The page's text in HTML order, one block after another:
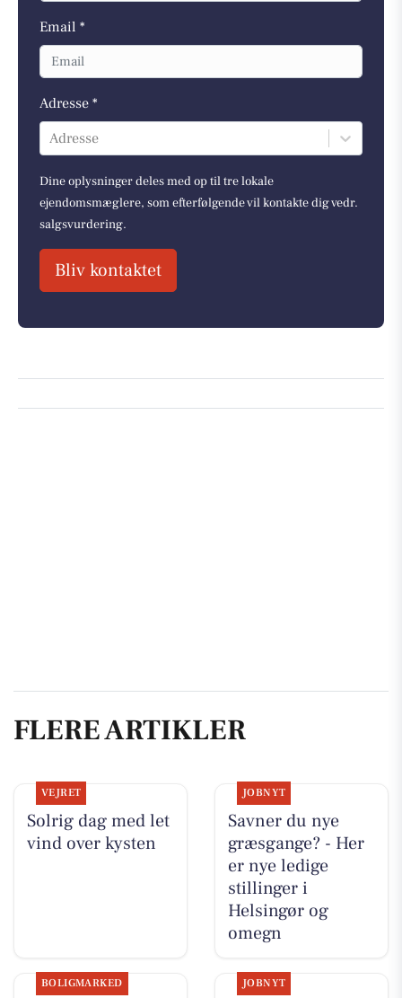
Email *
Adresse *
Adresse
Dine oplysninger deles med op til tre lokale
ejendomsmæglere, som efterfølgende vil kontakte dig vedr.
salgsvurdering.
Bliv kontaktet
FLERE ARTIKLER
VEJRET
Solrig dag med let
vind over kysten
JOBNYT
Savner du nye
græsgange? - Her
er nye ledige
stillinger i
Helsingør og
omegn
BOLIGMARKED JOBNYT